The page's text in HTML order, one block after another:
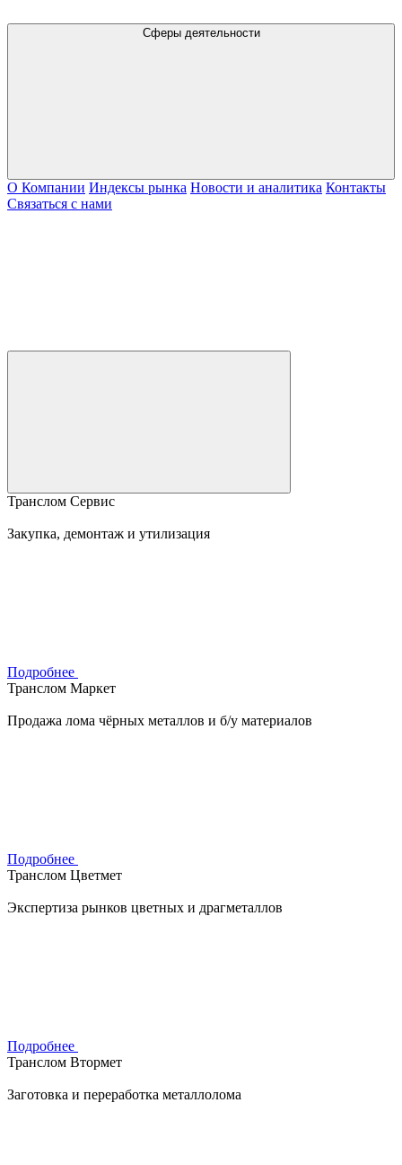
Сферы деятельности
О Компании Индексы рынка Новости и аналитика Контакты
Связаться с нами
Транслом Сервис
Закупка, демонтаж и утилизация
Подробнее
Транслом Маркет
Продажа лома чёрных металлов и б/у материалов
Подробнее
Транслом Цветмет
Экспертиза рынков цветных и драгметаллов
Подробнее
Транслом Втормет
Заготовка и переработка металлолома